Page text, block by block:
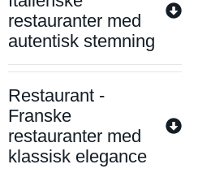
restauranter med
autentisk stemning
Restaurant -
Franske
restauranter med
klassisk elegance